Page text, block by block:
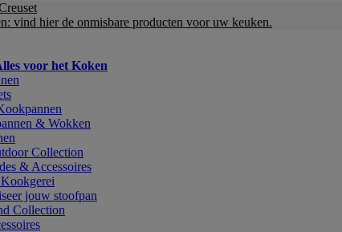
vind hier de onmisbare producten voor uw keuken.
voor het Koken
& Wokken
Collection
& Accessoires
jouw stoofpan
Collection